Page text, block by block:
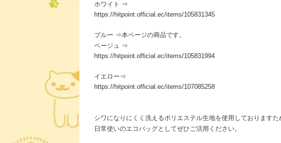
ホワイト ⇒
https://hitpoint.official.ec/items/105831345
ブルー ⇒本ページの商品です。
ベージュ ⇒
https://hitpoint.official.ec/items/105831994
イエロー⇒
https://hitpoint.official.ec/items/107085258
シワになりにくく洗えるポリエステル生地を使用しておりますた
日常使いのエコバッグとしてぜひご活用ください。